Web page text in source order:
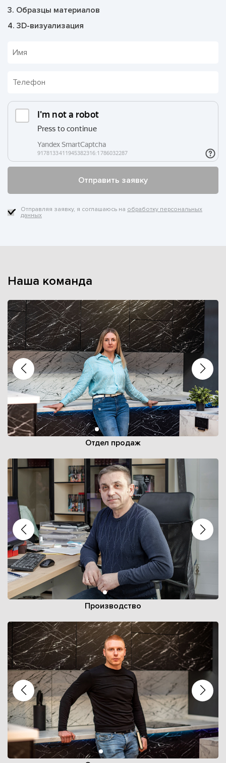
3. Образцы материалов
4. 3D-визуализация
Отправляя заявку, я соглашаюсь на обработку персональных
данных
Наша команда
Отдел продаж
Производство